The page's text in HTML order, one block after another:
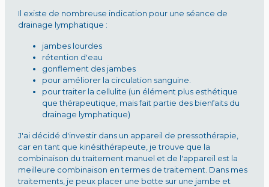
Il existe de nombreuse indication pour une séance de
drainage lymphatique :
jambes lourdes
rétention d'eau
gonflement des jambes
pour améliorer la circulation sanguine.
pour traiter la cellulite (un élément plus esthétique
que thérapeutique, mais fait partie des bienfaits du
drainage lymphatique)
J'ai décidé d'investir dans un appareil de pressothérapie,
car en tant que kinésithérapeute, je trouve que la
combinaison du traitement manuel et de l'appareil est la
meilleure combinaison en termes de traitement. Dans mes
traitements, je peux placer une botte sur une jambe et